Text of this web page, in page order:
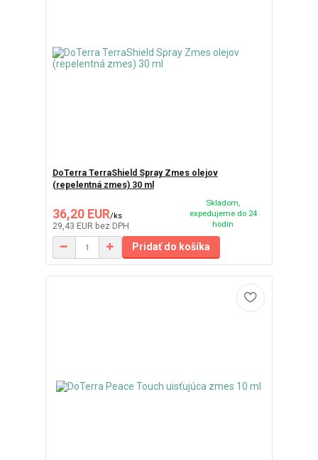
DoTerra TerraShield Spray Zmes olejov
(repelentná zmes) 30 ml
36,20 EUR/ks
29,43 EUR bez DPH
Skladom,
expedujeme do 24
hodín
Pridať do košíka